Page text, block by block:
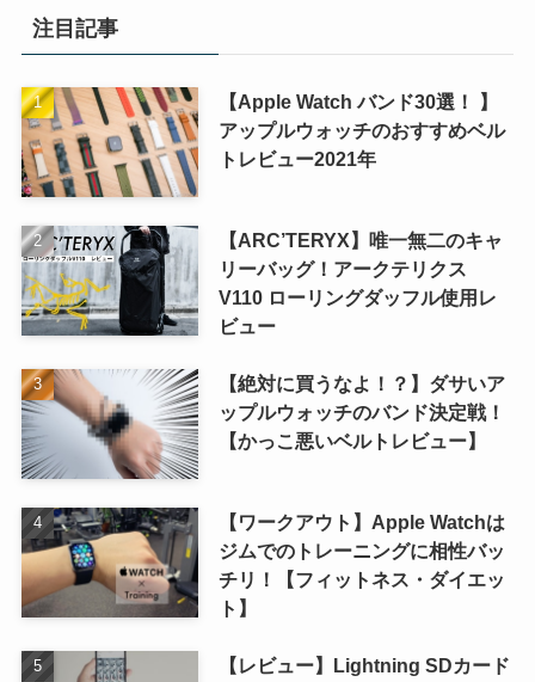
注目記事
【Apple Watch バンド30選！ 】
アップルウォッチのおすすめベル
トレビュー2021年
【ARC’TERYX】唯一無二のキャ
リーバッグ！アークテリクス
V110 ローリングダッフル使用レ
ビュー
【絶対に買うなよ！？】ダサいア
ップルウォッチのバンド決定戦！
【かっこ悪いベルトレビュー】
【ワークアウト】Apple Watchは
ジムでのトレーニングに相性バッ
チリ！【フィットネス・ダイエッ
ト】
【レビュー】Lightning SDカード